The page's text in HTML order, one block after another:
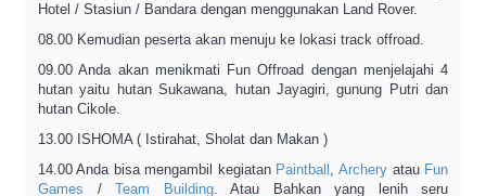
Hotel / Stasiun / Bandara dengan menggunakan Land Rover.
08.00 Kemudian peserta akan menuju ke lokasi track offroad.
09.00 Anda akan menikmati Fun Offroad dengan menjelajahi 4
hutan yaitu hutan Sukawana, hutan Jayagiri, gunung Putri dan
hutan Cikole.
13.00 ISHOMA ( Istirahat, Sholat dan Makan )
14.00 Anda bisa mengambil kegiatan Paintball ,Archery atau Fun
Games / Team Building. Atau Bahkan yang lenih seru